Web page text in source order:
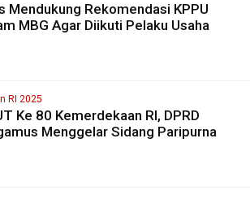
Mendukung Rekomendasi KPPU
MBG Agar Diikuti Pelaku Usaha
RI 2025
Ke 80 Kemerdekaan RI, DPRD
Menggelar Sidang Paripurna